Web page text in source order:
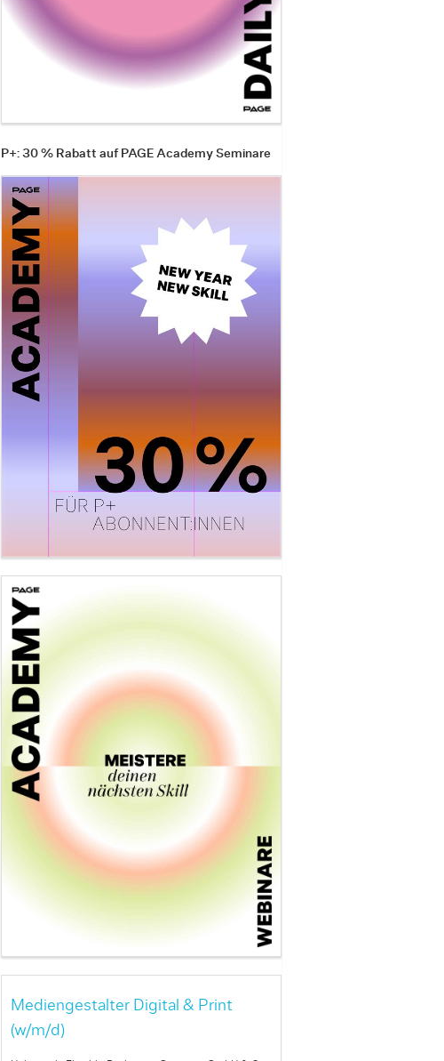
P+: 30 % Rabatt auf PAGE Academy Seminare
Mediengestalter Digital & Print
(w/m/d)